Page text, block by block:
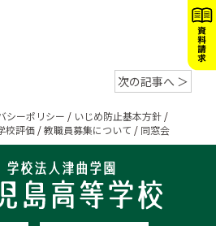
次の記事へ ＞
シーポリシー / いじめ防止基本方針 /
校評価/教職員募集について / 同窓会